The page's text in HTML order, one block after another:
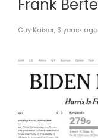
Frank
Guy Kaiser, 3 years ago